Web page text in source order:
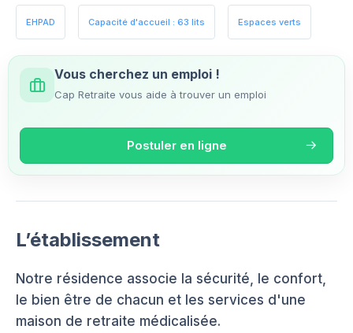
EHPAD Capacité d'accueil : 63 lits Espaces verts
Vous cherchez un emploi !
Cap Retraite vous aide à trouver un emploi
Postuler en ligne
L’établissement
Notre résidence associe la sécurité, le confort,
le bien être de chacun et les services d'une
maison de retraite médicalisée.